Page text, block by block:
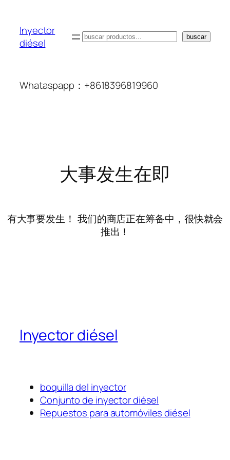
Inyector
diésel
搜
buscar
Whataspapp：+8618396819960
大事发生在即
有大事要发生！ 我们的商店正在筹备中，很快就会
推出！
Inyector diésel
boquilla del inyector
Conjunto de inyector diésel
Repuestos para automóviles diésel